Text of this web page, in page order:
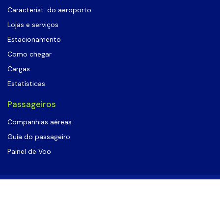
Característ. do aeroporto
Lojas e serviços
Estacionamento
Como chegar
Cargas
Estatísticas
Passageiros
Companhias aéreas
Guia do passageiro
Painel de Voo